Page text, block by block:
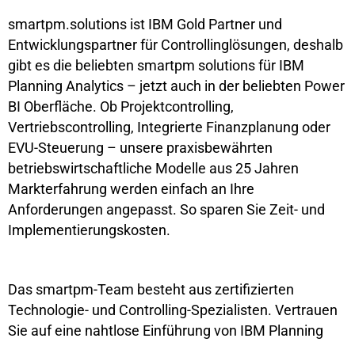
smartpm.solutions ist IBM Gold Partner und
Entwicklungspartner für Controllinglösungen, deshalb
gibt es die beliebten smartpm solutions für IBM
Planning Analytics – jetzt auch in der beliebten Power
BI Oberfläche. Ob Projektcontrolling,
Vertriebscontrolling, Integrierte Finanzplanung oder
EVU-Steuerung – unsere praxisbewährten
betriebswirtschaftliche Modelle aus 25 Jahren
Markterfahrung werden einfach an Ihre
Anforderungen angepasst. So sparen Sie Zeit- und
Implementierungskosten.
Das smartpm-Team besteht aus zertifizierten
Technologie- und Controlling-Spezialisten. Vertrauen
Sie auf eine nahtlose Einführung von IBM Planning